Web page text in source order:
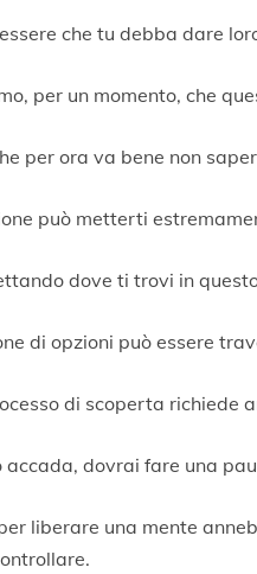
che tu debba dare
per un momento, che
per ora va bene non
può metterti
dove ti trovi in
di opzioni può essere
di scoperta richiede
accada, dovrai fare una
liberare una mente